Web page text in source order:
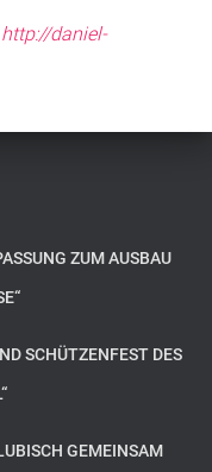
http://daniel-
ZUM AUSBAU
SCHÜTZENFEST DES
GEMEINSAM